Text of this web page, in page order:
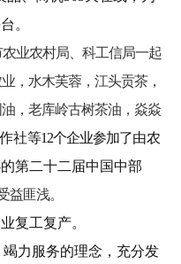
。
业农村局、科工信局一起
，水木芙蓉，江头贡茶，
，老库岭古树茶油，焱焱
社等12个企业参加了由农
第二十二届中国中部
益匪浅。
复工复产。
力服务的理念，充分发